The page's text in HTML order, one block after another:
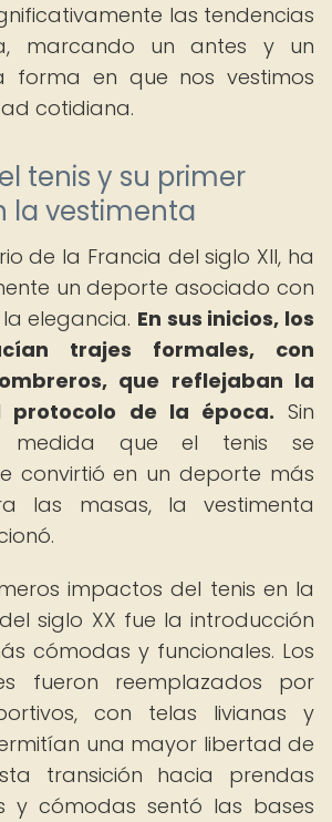
las tendencias
marcando un antes y un
forma en que nos vestimos
cotidiana.
tenis y su primer
la vestimenta
de la Francia del siglo XII, ha
un deporte asociado con
elegancia. En sus inicios, los
trajes formales, con
que reflejaban la
de la época. Sin
medida que el tenis se
convirtió en un deporte más
las masas, la vestimenta
impactos del tenis en la
siglo XX fue la introducción
cómodas y funcionales. Los
fueron reemplazados por
con telas livianas y
una mayor libertad de
transición hacia prendas
y cómodas sentó las bases